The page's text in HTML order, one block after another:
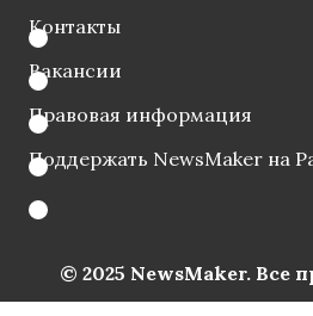
Контакты
Вакансии
Правовая информация
Поддержать NewsMaker на
© 2025 NewsMaker. Все